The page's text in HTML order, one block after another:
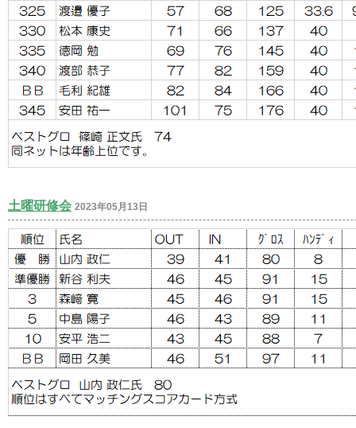
土曜研修会 2023年05月13日